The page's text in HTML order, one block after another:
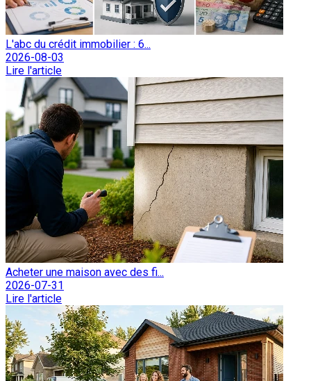
L'abc du crédit immobilier : 6...
2026-08-03
Lire l'article
Acheter une maison avec des fi...
2026-07-31
Lire l'article